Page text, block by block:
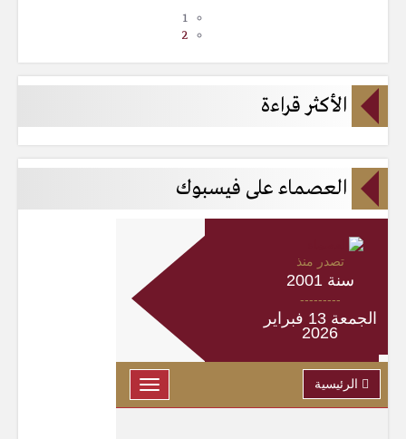
1
2
الأكثر قراءة
العصماء على فيسبوك